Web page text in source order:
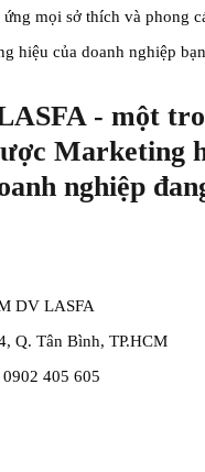
ứng mọi sởthích và phong
hiệu của doanh nghiệp
- một
Marketing
nghiệp
DV LASFA
Q. Tân Bình, TP.HCM
405 605